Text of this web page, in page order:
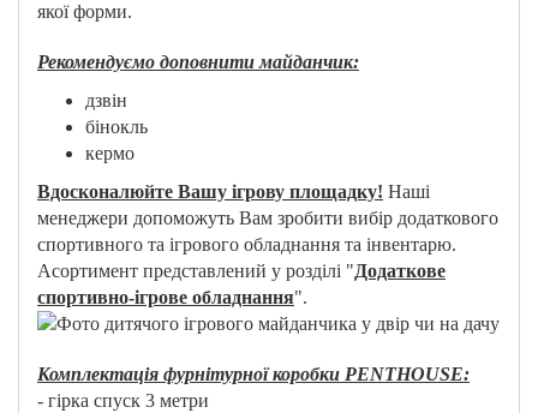
якої форми.
Рекомендуємо доповнити майданчик:
дзвін
бінокль
кермо
Вдосконалюйте Вашу ігрову площадку! Наші
менеджери допоможуть Вам зробити вибір додаткового
спортивного та ігрового обладнання та інвентарю.
Асортимент представлений у розділі "Додаткове
спортивно-ігрове обладнання".
Комплектація фурнітурної коробки PENTHOUSE:
- гірка спуск 3 метри